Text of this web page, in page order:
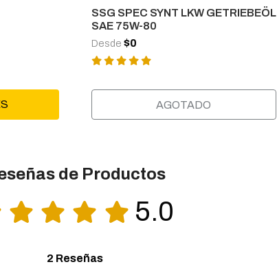
SSG SPEC SYNT LKW GETRIEBEÖL
SAE 75W-80
Desde $0
AGOTADO
de Productos
5.0
2 Reseñas